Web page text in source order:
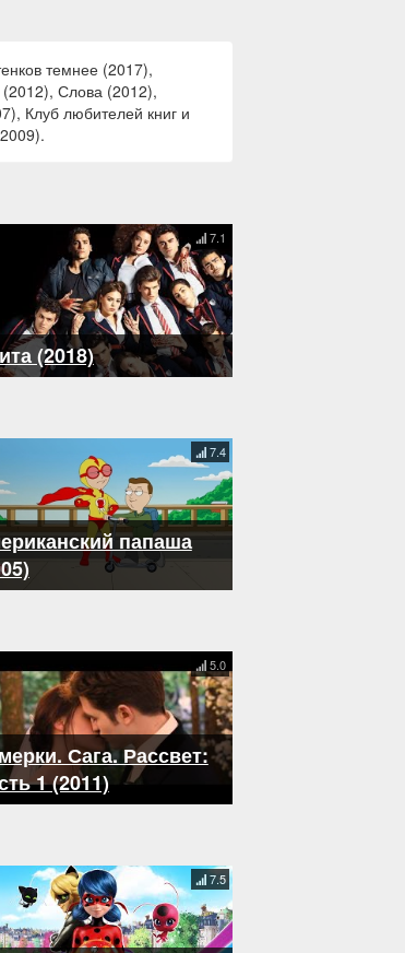
темнее (2017),
Слова (2012),
Клуб любителей книг и
(2018)
7.1
папаша
7.4
Сага. Рассвет:
1 (2011)
5.0
7.5